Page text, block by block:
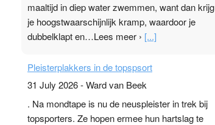
maaltijd in diep water zwemmen, want dan krijg
je hoogstwaarschijnlijk kramp, waardoor je
dubbelklapt en…Lees meer › [...]
Pleisterplakkers in de topspsort
31 July 2026-Ward van Beek
. Na mondtape is nu de neuspleister in trek bij
topsporters. Ze hopen ermee hun hartslag te